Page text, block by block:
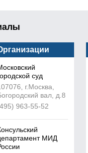
суд
г.Москва,
вал, д.8
963-55-52
МИД